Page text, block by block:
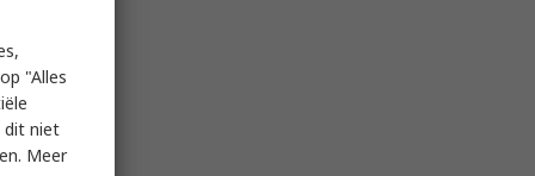
"Alles
dit niet
Meer